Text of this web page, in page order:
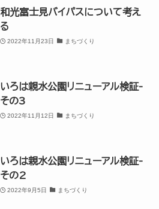
和光富士見バイパスについて考え
る
2022年11月23日 まちづくり
いろは親水公園リニューアル検証-
その3
2022年11月12日 まちづくり
いろは親水公園リニューアル検証-
その2
2022年9月5日 まちづくり